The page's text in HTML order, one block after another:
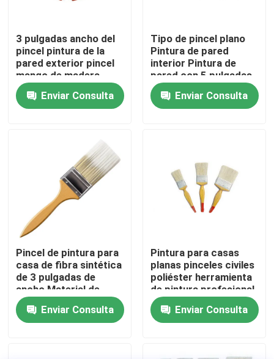
Productos
Sobre nosotros
Control de Calidad
Contacto
noticias
Todos los casos
Cepillo de pintura de casa
3 pulgadas ancho del
pincel pintura de la
pared exterior pincel
mango de madera
ideal para la cobertura
suave en superficies
grandes y paredes
Enviar Consulta
Tipo de pincel plano
Pintura de pared
interior Pintura de
pared con 5 pulgadas
longitud del mango
Adecuado para
pintura precisa e
Enviar Consulta
Pincel de pintura para
casa de fibra sintética
de 3 pulgadas de
ancho Material de
pincel sintético
diseñado para
acabados suaves de
Enviar Consulta
Pintura para casas
planas pinceles civiles
poliéster herramienta
de pintura profesional
duradera para
aplicaciones
residenciales y
Enviar Consulta